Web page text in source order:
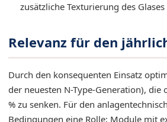
zusätzliche Texturierung des
Relevanz für den
Durch den konsequenten Einsatz
der neuesten N-Type-Generation),
% zu senken. Für den
Bedingungen eine Rolle: Module mit